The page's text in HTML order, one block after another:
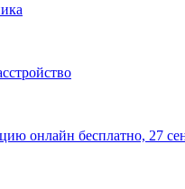
онлайн бесплатно, 27